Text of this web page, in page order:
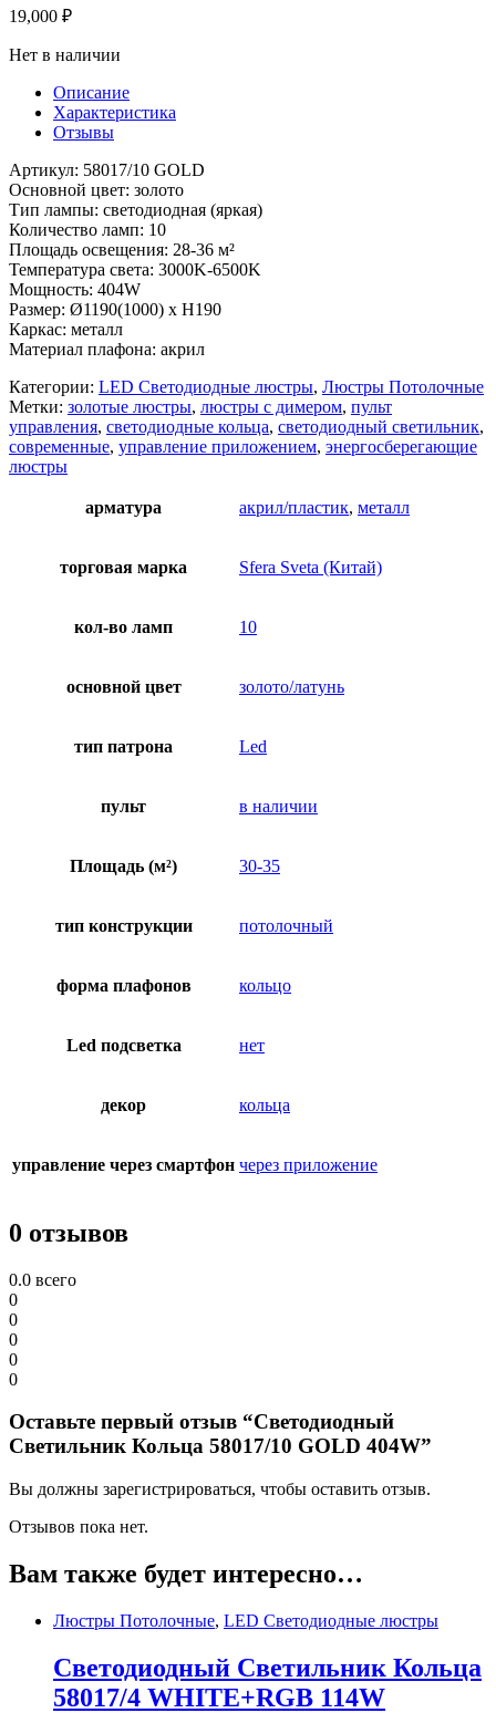
19,000 ₽
Нет в наличии
Описание
Характеристика
Отзывы
Артикул: 58017/10 GOLD
Основной цвет: золото
Тип лампы: светодиодная (яркая)
Количество ламп: 10
Площадь освещения: 28-36 м²
Температура света: 3000K-6500K
Мощность: 404W
Размер: Ø1190(1000) x H190
Каркас: металл
Материал плафона: акрил
Категории: LED Светодиодные люстры, Люстры Потолочные
Метки: золотые люстры, люстры с димером, пульт
управления, светодиодные кольца, светодиодный светильник,
современные, управление приложением, энергосберегающие
люстры
арматура акрил/пластик, металл
торговая марка Sfera Sveta (Китай)
кол-во ламп 10
основной цвет золото/латунь
тип патрона Led
пульт в наличии
Площадь (м²) 30-35
тип конструкции потолочный
форма плафонов кольцо
Led подсветка нет
декор кольца
управление через смартфон через приложение
0 отзывов
0.0 всего
0
0
0
0
0
Оставьте первый отзыв “Светодиодный
Светильник Кольца 58017/10 GOLD 404W”
Вы должны зарегистрироваться, чтобы оставить отзыв.
Отзывов пока нет.
Вам также будет интересно…
Люстры Потолочные, LED Светодиодные люстры
Светодиодный Светильник Кольца
58017/4 WHITE+RGB 114W